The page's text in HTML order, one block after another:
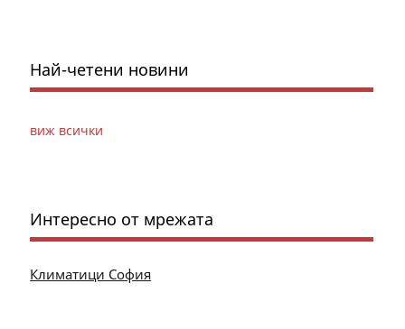
Най-четени новини
виж всички
Интересно от мрежата
Климатици София